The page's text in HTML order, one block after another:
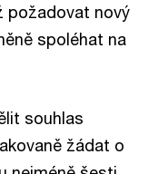
požadovat nový
spoléhat na
souhlas
žádat o